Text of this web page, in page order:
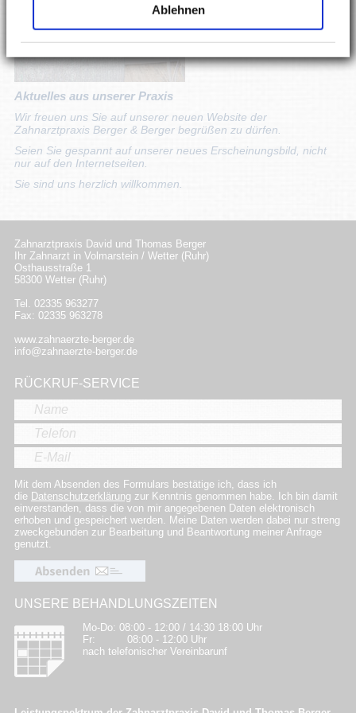
Ablehnen
Aktuelles aus unserer Praxis
Wir freuen uns Sie auf unserer neuen Website der
Zahnarztpraxis Berger & Berger begrüßen zu dürfen.
Seien Sie gespannt auf unserer neues Erscheinungsbild, nicht
nur auf den Internetseiten.
Sie sind uns herzlich willkommen.
Zahnarztpraxis David und Thomas Berger
Ihr Zahnarzt in Volmarstein / Wetter (Ruhr)
Osthausstraße 1
58300 Wetter (Ruhr)
Tel. 02335 963277
Fax: 02335 963278
www.zahnaerzte-berger.de
info@zahnaerzte-berger.de
RÜCKRUF-SERVICE
Mit dem Absenden des Formulars bestätige ich, dass ich
die Datenschutzerklärung zur Kenntnis genommen habe. Ich bin damit
einverstanden, dass die von mir angegebenen Daten elektronisch
erhoben und gespeichert werden. Meine Daten werden dabei nur streng
zweckgebunden zur Bearbeitung und Beantwortung meiner Anfrage
genutzt.
UNSERE BEHANDLUNGSZEITEN
Mo-Do: 08:00 - 12:00 / 14:30 18:00 Uhr
Fr: 08:00 - 12:00 Uhr
nach telefonischer Vereinbarunf